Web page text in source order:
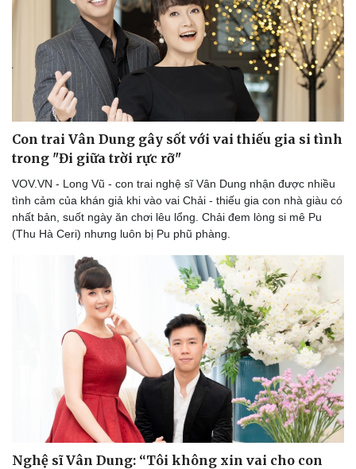
Doanh nghiệp
Thông tin doanh nghiệp
Doanh nghiệp 24h
Vì cộng đồng
Công nghệ
Sành điệu
Tin Công nghệ
Trải nghiệm
Chuyển đổi số
Con trai Vân Dung gây sốt với vai thiếu gia si tình
trong "Đi giữa trời rực rỡ"
VOV.VN - Long Vũ - con trai nghệ sĩ Vân Dung nhận được nhiều
tình cảm của khán giả khi vào vai Chải - thiếu gia con nhà giàu có
nhất bản, suốt ngày ăn chơi lêu lổng. Chải đem lòng si mê Pu
(Thu Hà Ceri) nhưng luôn bị Pu phũ phàng.
Nghệ sĩ Vân Dung: “Tôi không xin vai cho con